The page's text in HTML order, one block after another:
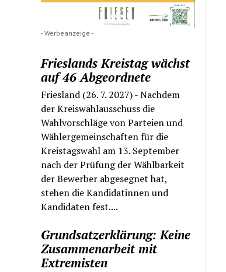
- Werbeanzeige -
Frieslands Kreistag wächst
auf 46 Abgeordnete
Friesland (26. 7. 2027) - Nachdem
der Kreiswahlausschuss die
Wahlvorschläge von Parteien und
Wählergemeinschaften für die
Kreistagswahl am 13. September
nach der Prüfung der Wählbarkeit
der Bewerber abgesegnet hat,
stehen die Kandidatinnen und
Kandidaten fest....
Grundsatzerklärung: Keine
Zusammenarbeit mit
Extremisten